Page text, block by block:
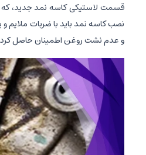
نصب کاسه نمد باید با ضربات ملایم
و عدم نشت روغن اطمینان حاصل